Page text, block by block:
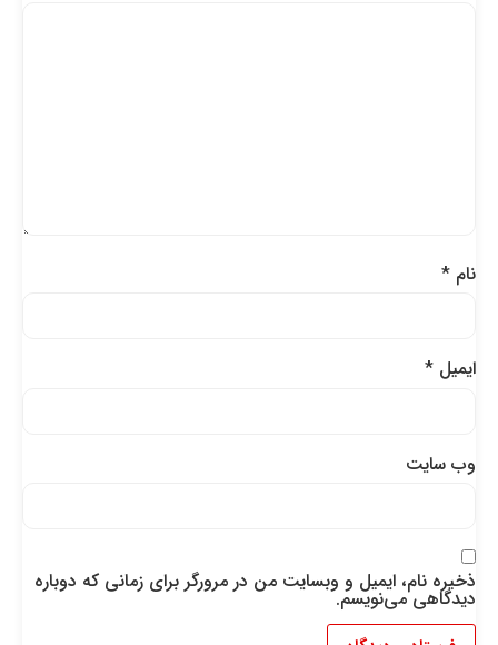
نام*
ایمیل*
وب‌ سایت
ذخیره نام، ایمیل و وبسایت من در مرورگر برای زمانی که دوباره
دیدگاهی می‌نویسم.